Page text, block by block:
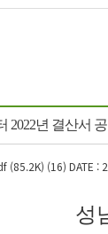
2022년 결산서
(85.2K) (16) DATE :
성